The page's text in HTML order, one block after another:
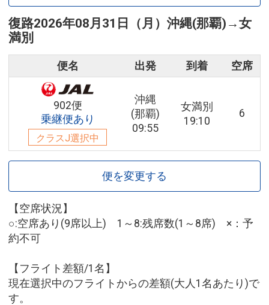
復路2026年08月31日（月） 沖縄(那覇) →女
満別
便名 出発 到着 空席
902便
乗継便あり
クラスJ選択中
沖縄
(那覇)
09:55
女満別
19:10
6
便を変更する
【空席状況】
○:空席あり(9席以上) 1～8:残席数(1～8席) ×：予
約不可
【フライト差額/1名】
現在選択中のフライトからの差額(大人1名あたり)で
す。